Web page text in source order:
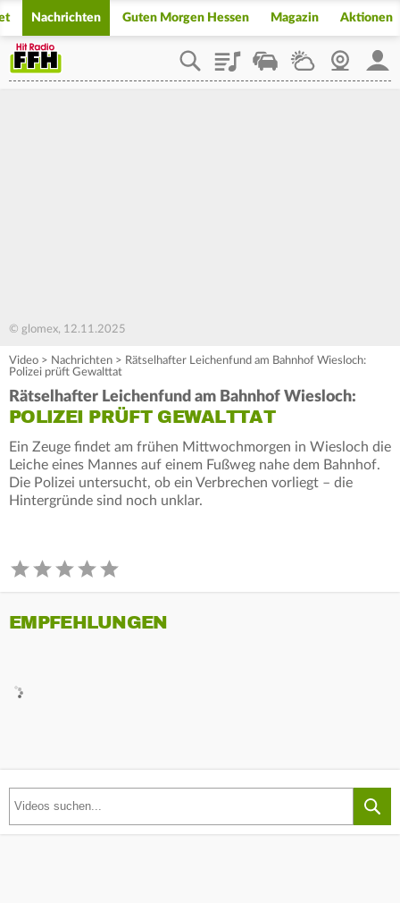
Nachrichten Guten Morgen Hessen Magazin Aktionen
PlaylistStaupilotWetterWebcam
© glomex, 12.11.2025
Video > Nachrichten > Rätselhafter Leichenfund am Bahnhof Wiesloch:
Polizei prüft Gewalttat
Rätselhafter Leichenfund am Bahnhof Wiesloch:
POLIZEI PRÜFT GEWALTTAT
Ein Zeuge findet am frühen Mittwochmorgen in Wiesloch die
Leiche eines Mannes auf einem Fußweg nahe dem Bahnhof.
Die Polizei untersucht, ob ein Verbrechen vorliegt – die
Hintergründe sind noch unklar.
EMPFEHLUNGEN